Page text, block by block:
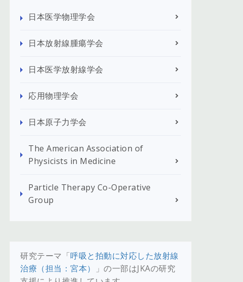
日本医学物理学会
日本放射線腫瘍学会
日本医学放射線学会
応用物理学会
日本原子力学会
The American Association of
Physicists in Medicine
Particle Therapy Co-Operative
Group
研究テーマ「呼吸と拍動に対応した放射線
治療（担当：宮本）
」の一部はJKAの研究